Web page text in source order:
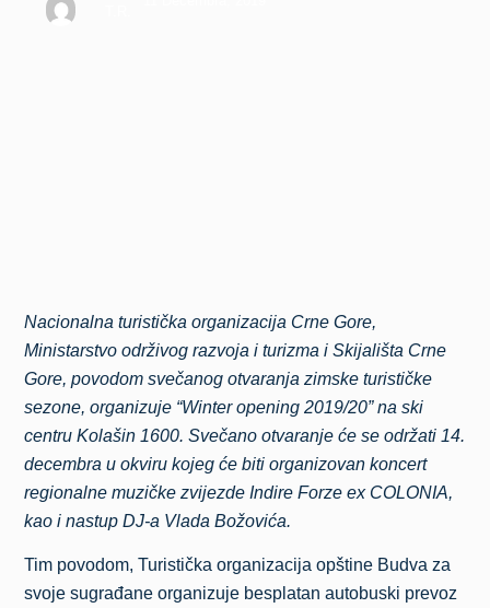
Nacionalna turistička organizacija Crne Gore,
Ministarstvo održivog razvoja i turizma i Skijališta Crne
Gore, povodom svečanog otvaranja zimske turističke
sezone, organizuje “Winter opening 2019/20” na ski
centru Kolašin 1600. Svečano otvaranje će se održati 14.
decembra u okviru kojeg će biti organizovan koncert
regionalne muzičke zvijezde Indire Forze ex COLONIA,
kao i nastup DJ-a Vlada Božovića.
Tim povodom, Turistička organizacija opštine Budva za
svoje sugrađane organizuje besplatan autobuski prevoz